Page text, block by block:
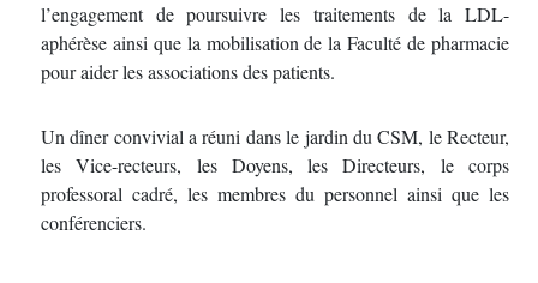
l’engagement de poursuivre les traitements de la LDL-
aphérèse ainsi que la mobilisation de la Faculté de pharmacie
pour aider les associations des patients.
Un dîner convivial a réuni dans le jardin du CSM, le Recteur,
les Vice-recteurs, les Doyens, les Directeurs, le corps
professoral cadré, les membres du personnel ainsi que les
conférenciers.